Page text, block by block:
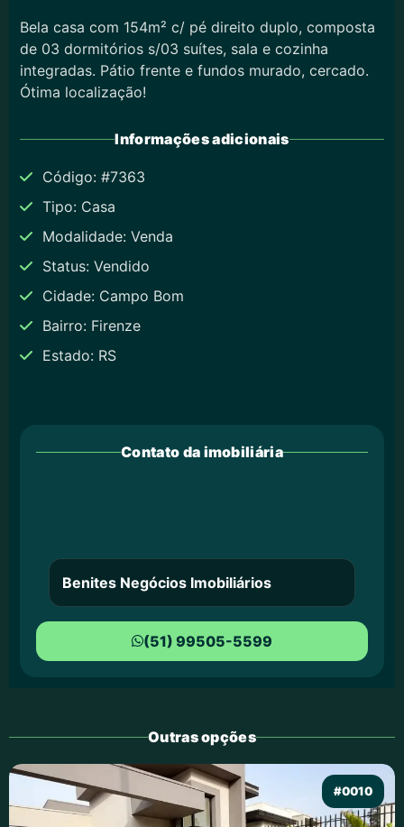
Bela casa com 154m² c/ pé direito duplo, composta
de 03 dormitórios s/03 suítes, sala e cozinha
integradas. Pátio frente e fundos murado, cercado.
Ótima localização!
Informações adicionais
Código: #7363
Tipo: Casa
Modalidade: Venda
Status: Vendido
Cidade: Campo Bom
Bairro: Firenze
Estado: RS
Contato da imobiliária
Benites Negócios Imobiliários
(51) 99505-5599
Outras opções
#0010